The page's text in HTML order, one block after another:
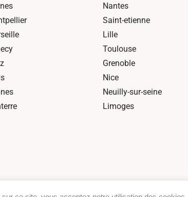
Nantes
Saint-etienne
Lille
Toulouse
Grenoble
Nice
Neuilly-sur-seine
Limoges